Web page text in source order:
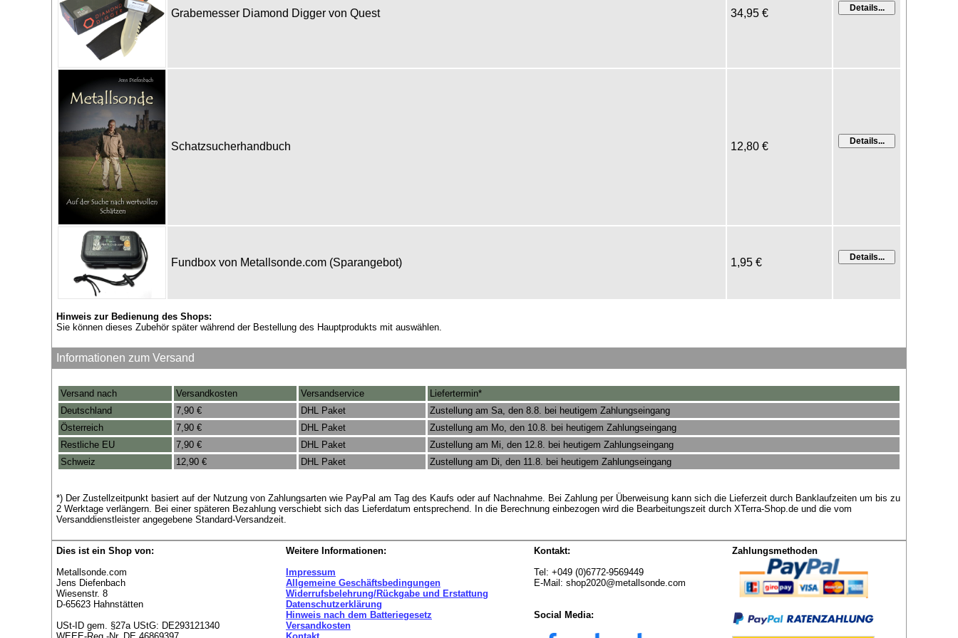
Grabemesser Diamond Digger von Quest 34,95 €
Schatzsucherhandbuch 12,80 €
Fundbox von Metallsonde.com (Sparangebot) 1,95 €
Hinweis zur Bedienung des Shops:
Sie können dieses Zubehör später während der Bestellung des Hauptprodukts mit auswählen.
Informationen zum Versand
Versand nach Versandkosten Versandservice
Liefertermin*
Deutschland
7,90 € DHL Paket
Zustellung am Sa, den 8.8. bei heutigem Zahlungseingang
Österreich
7,90 € DHL Paket
Zustellung am Mo, den 10.8. bei heutigem Zahlungseingang
Restliche EU
7,90 € DHL Paket
Zustellung am Mi, den 12.8. bei heutigem Zahlungseingang
Schweiz
12,90 € DHL Paket Zustellung am Di, den 11.8. bei heutigem Zahlungseingang
*) Der Zustellzeitpunkt basiert auf der Nutzung von Zahlungsarten wie PayPal am Tag des Kaufs oder auf Nachnahme. Bei Zahlung per Überweisung kann sich die Lieferzeit durch Banklaufzeiten um bis zu
2 Werktage verlängern. Bei einer späteren Bezahlung verschiebt sich das Lieferdatum entsprechend. In die Berechnung einbezogen wird die Bearbeitungszeit durch XTerra-Shop.de und die vom
Versanddienstleister angegebene Standard-Versandzeit.
Dies ist ein Shop von:
Metallsonde.com
Jens Diefenbach
Wiesenstr. 8
D-65623 Hahnstätten
USt-ID gem. §27a UStG: DE293121340
Weitere Informationen:
Impressum
Allgemeine Geschäftsbedingungen
Widerrufsbelehrung/Rückgabe und Erstattung
Datenschutzerklärung
Hinweis nach dem Batteriegesetz
Versandkosten
Kontakt:
Tel: +049 (0)6772-9569449
E-Mail: shop2020@metallsonde.com
Social Media:
Zahlungsmethoden